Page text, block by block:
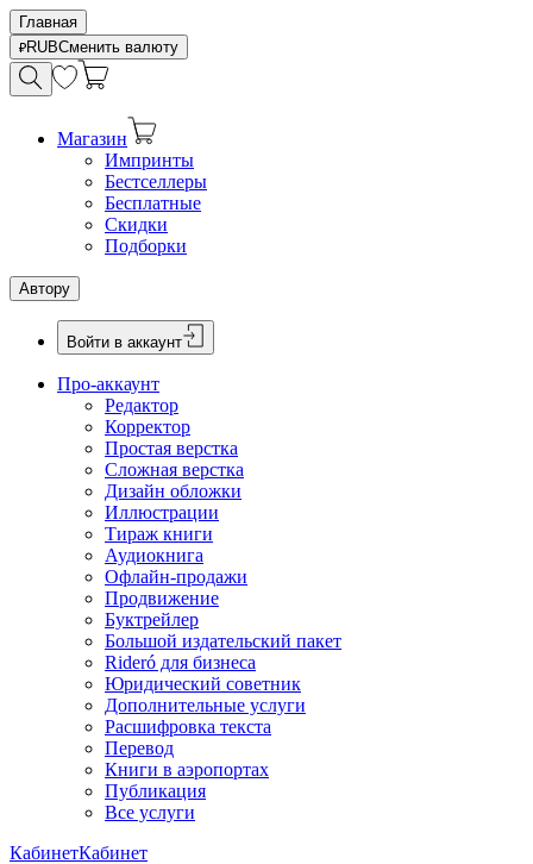
Главная
RUBСменить валюту
Магазин
Импринты
Бестселлеры
Бесплатные
Скидки
Подборки
Автору
Войти в аккаунт
Про-аккаунт
Редактор
Корректор
Простая верстка
Сложная верстка
Дизайн обложки
Иллюстрации
Тираж книги
Аудиокнига
Офлайн-продажи
Продвижение
Буктрейлер
Большой издательский пакет
Rideró для бизнеса
Юридический советник
Дополнительные услуги
Расшифровка текста
Перевод
Книги в аэропортах
Публикация
Все услуги
КабинетКабинет